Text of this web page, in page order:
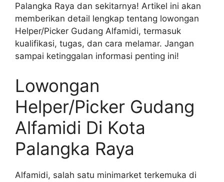
Palangka Raya dan sekitarnya! Artikel ini akan
memberikan detail lengkap tentang lowongan
Helper/Picker Gudang Alfamidi, termasuk
kualifikasi, tugas, dan cara melamar. Jangan
sampai ketinggalan informasi penting ini!
Lowongan
Helper/Picker Gudang
Alfamidi Di Kota
Palangka Raya
Alfamidi, salah satu minimarket terkemuka di